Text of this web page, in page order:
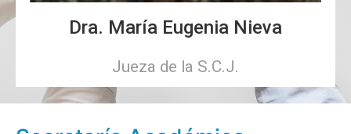
Dra. María Eugenia Nieva
Jueza de la S.C.J.